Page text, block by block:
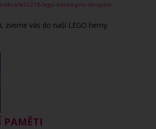
akce/e32278-lego-herna-pro-dospele-
zveme vás do naší LEGO herny.
PAMĚTI